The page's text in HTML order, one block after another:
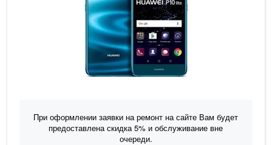
При оформлении заявки на ремонт на сайте Вам будет
предоставлена скидка5% и обслуживание вне
очереди.